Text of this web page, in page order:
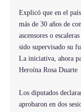
Explicó que en el
más de 30 años de
ascensores o
sido supervisado su
La iniciativa, ahora
Heroína Rosa Duarte
Los diputados
aprobaron en dos